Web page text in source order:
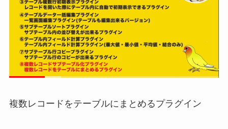
複数レコードをテーブルにまとめるプラグイン